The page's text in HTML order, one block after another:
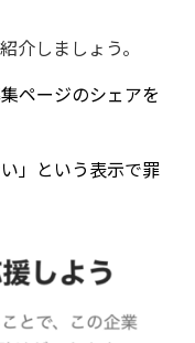
介しましょう。
ページのシェアを
」という表示で罪